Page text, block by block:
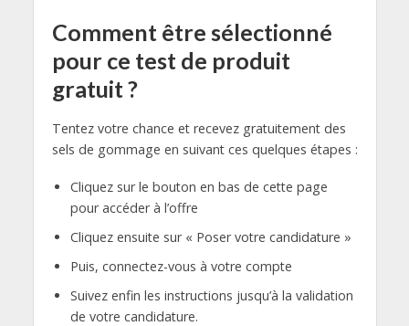
Comment être sélectionné
pour ce test de produit
gratuit ?
Tentez votre chance et recevez gratuitement des
sels de gommage en suivant ces quelques étapes :
Cliquez sur le bouton en bas de cette page
pour accéder à l’offre
Cliquez ensuite sur « Poser votre candidature »
Puis, connectez-vous à votre compte
Suivez enfin les instructions jusqu’à la validation
de votre candidature.